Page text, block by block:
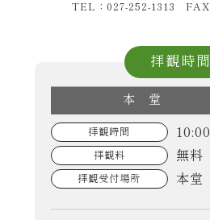
TEL：027-252-1313 FAX
拝観時間
本 堂
拝観時間
拝観料 無料
拝観受付場所 本堂